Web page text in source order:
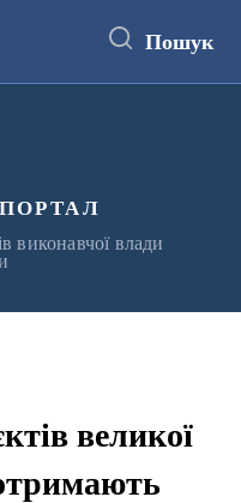
Пошук
виконавчої влади
великої